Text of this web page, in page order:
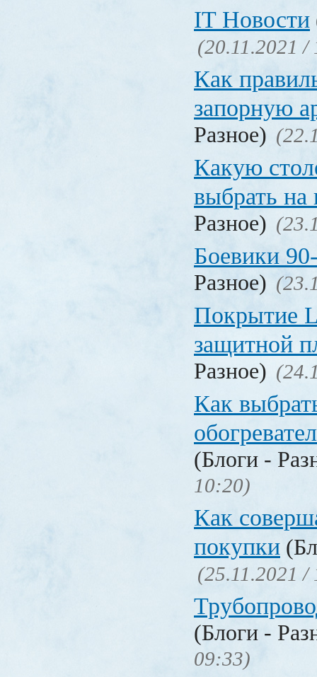
IT Новости
(20.11.2021 /
Как
запорную
Разное)
Какую
выбрать
Разное)
Боевики
Разное)
Покрытие
защитной
Разное)
Как
(Блоги -
10:20)
Как
покупки
(25.11.2021 /
(Блоги -
09:33)